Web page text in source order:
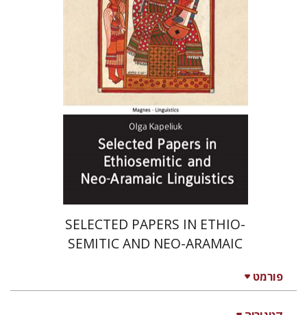
פורמט
הנחת אתר ספר מודפס
$54
$49
SELECTED PAPERS IN ETHIO-
SEMITIC AND NEO-ARAMAIC